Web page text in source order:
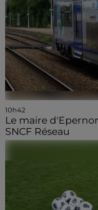
10h42
Le maire
SNCF Réseau